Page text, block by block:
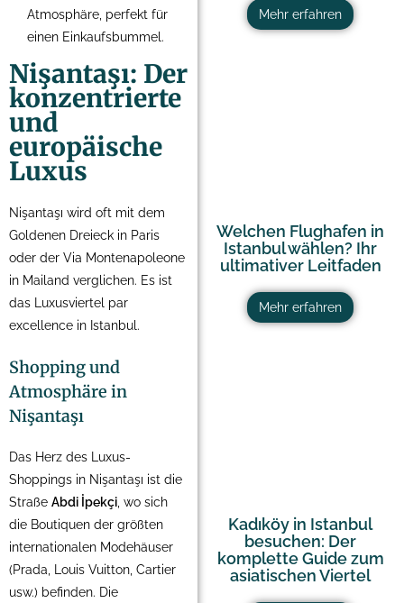
Mehr erfahren
Welchen Flughafen in
Istanbul wählen? Ihr
ultimativer Leitfaden
Mehr erfahren
Kadıköy in Istanbul
besuchen: Der
komplette Guide zum
asiatischen Viertel
Atmosphäre, perfekt für
einen Einkaufsbummel.
Nişantaşı: Der
konzentrierte
und
europäische
Luxus
Nişantaşı wird oft mit dem
Goldenen Dreieck in Paris
oder der Via Montenapoleone
in Mailand verglichen. Es ist
das Luxusviertel par
excellence in Istanbul.
Shopping und
Atmosphäre in
Nişantaşı
Das Herz des Luxus-
Shoppings in Nişantaşı ist die
Straße Abdi İpekçi , wo sich
die Boutiquen der größten
internationalen Modehäuser
(Prada, Louis Vuitton, Cartier
usw.) befinden. Die